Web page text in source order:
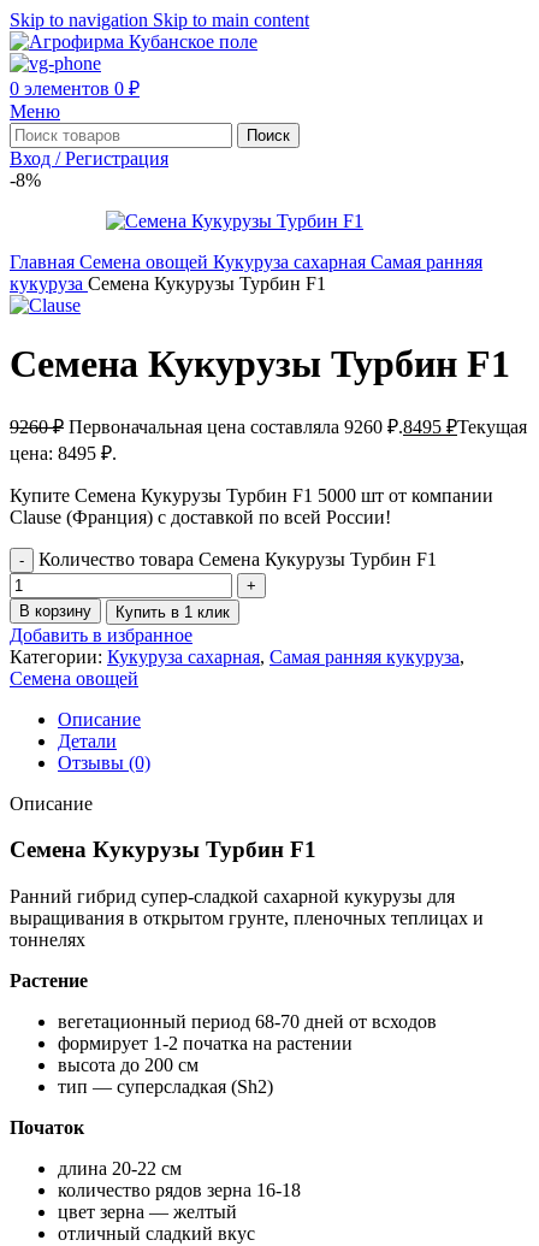
Skip to navigation Skip to main content
0 элементов 0 ₽
Меню
Поиск
Вход / Регистрация
-8%
Главная Семена овощей Кукуруза сахарная Самая ранняя
кукуруза Семена Кукурузы Турбин F1
Семена Кукурузы Турбин F1
9260₽ Первоначальная цена составляла 9260 ₽.8495 ₽Текущая
цена: 8495 ₽.
Купите Семена Кукурузы Турбин F1 5000 шт от компании
Clause (Франция) с доставкой по всей России!
Количество товара Семена Кукурузы Турбин F1
В корзину Купить в 1 клик
Добавить в избранное
Категории: Кукуруза сахарная, Самая ранняя кукуруза,
Семена овощей
Описание
Детали
Отзывы (0)
Описание
Семена Кукурузы Турбин F1
Ранний гибрид супер-сладкой сахарной кукурузы для
выращивания в открытом грунте, пленочных теплицах и
тоннелях
Растение
вегетационный период 68-70 дней от всходов
формирует 1-2 початка на растении
высота до 200 см
тип — суперсладкая (Sh2)
Початок
длина 20-22 см
количество рядов зерна 16-18
цвет зерна — желтый
отличный сладкий вкус